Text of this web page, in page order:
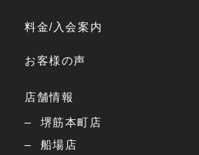
料金/入会案内
お客様の声
店舗情報
堺筋本町店
船場店